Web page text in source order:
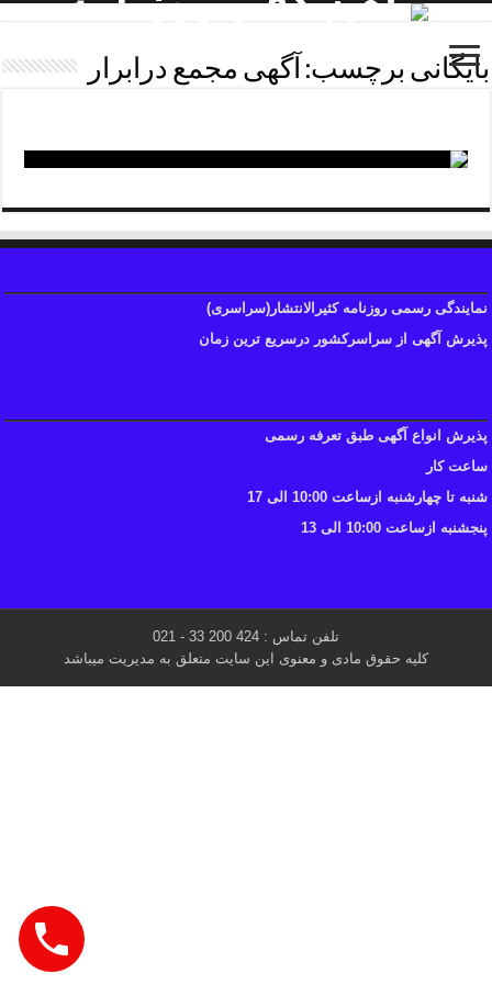
بایگانی برچسب: آگهی مجمع درابرار
نمایندگی رسمی روزنامه کثیرالانتشار(سراسری)
پذیرش آگهی از سراسرکشور درسریع ترین زمان
پذیرش انواع آگهی طبق تعرفه رسمی
ساعت کار
شنبه تا چهارشنبه ازساعت 10:00 الی 17
پنجشنبه ازساعت 10:00 الی 13
تلفن تماس : 424 200 33 - 021
کلیه حقوق مادی و معنوی این سایت متعلق به مدیریت میباشد